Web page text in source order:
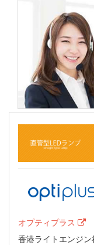
オプティプラス
香港ライトエンジ